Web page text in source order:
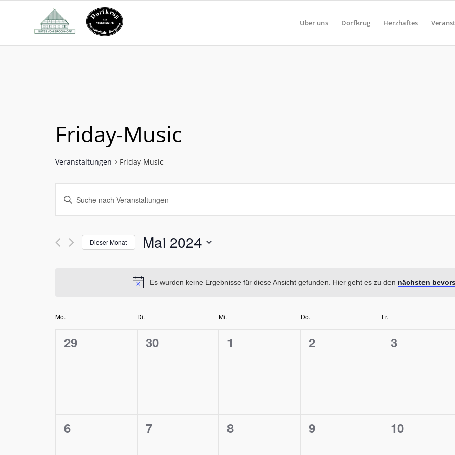
Über uns Dorfkrug Herzhaftes
Es wurden keine Ergebnisse für diese Ansicht gefunden. Hier geht es zu den nächsten
Friday-Music
Veranstaltungen Friday-Music
Veranstaltungen
Suche
und
Ansichten,
Navigation
Bitte
Schlüsselwort
eingeben.
nach
Veranstaltungen
Dieser Monat Mai 2024
Kalender
von
Veranstaltungen
Mo. Di. Mi. Do. Fr.
0
29
0
30
0
1
0
2
0
3
0
6
0
7
0
8
0
9
0
10